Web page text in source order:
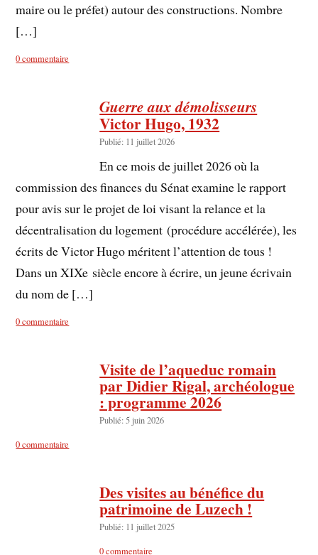
maire ou le préfet) autour des constructions. Nombre
[…]
0 commentaire
Guerre aux démolisseurs
Victor Hugo, 1932
Publié: 11 juillet 2026
En ce mois de juillet 2026 où la
commission des finances du Sénat examine le rapport
pour avis sur le projet de loi visant la relance et la
décentralisation du logement (procédure accélérée), les
écrits de Victor Hugo méritent l’attention de tous !
Dans un XIXe siècle encore à écrire, un jeune écrivain
du nom de […]
0 commentaire
Visite de l’aqueduc romain
par Didier Rigal, archéologue
: programme 2026
Publié: 5 juin 2026
0 commentaire
Des visites au bénéfice du
patrimoine de Luzech !
Publié: 11 juillet 2025
0 commentaire